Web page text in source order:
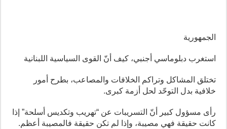
الجمهورية
استغرب دبلوماسي أجنبي، كيف أنّ القوى السياسية اللبنانية
تختلق المشاكل وتراكم الخلافات والمصاعب، بطرح أمور
خلافية بدل التوحّد لحل أزمة كبرى.
رأى مسؤول كبير أنّ التسريبات عن “تهريب وتكديس أسلحة” إذا
كانت حقيقة فهي مصيبة، وإذا لم تكن حقيقة فالمصيبة أعظم.